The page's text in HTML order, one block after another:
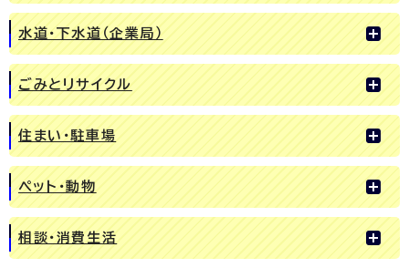
水道・下水道（企業局）
ごみとリサイクル
住まい・駐車場
ペット・動物
相談・消費生活